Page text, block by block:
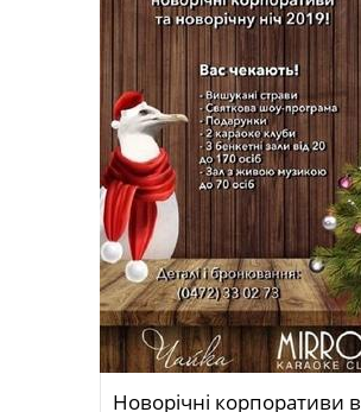
Новорічні корпоративи в